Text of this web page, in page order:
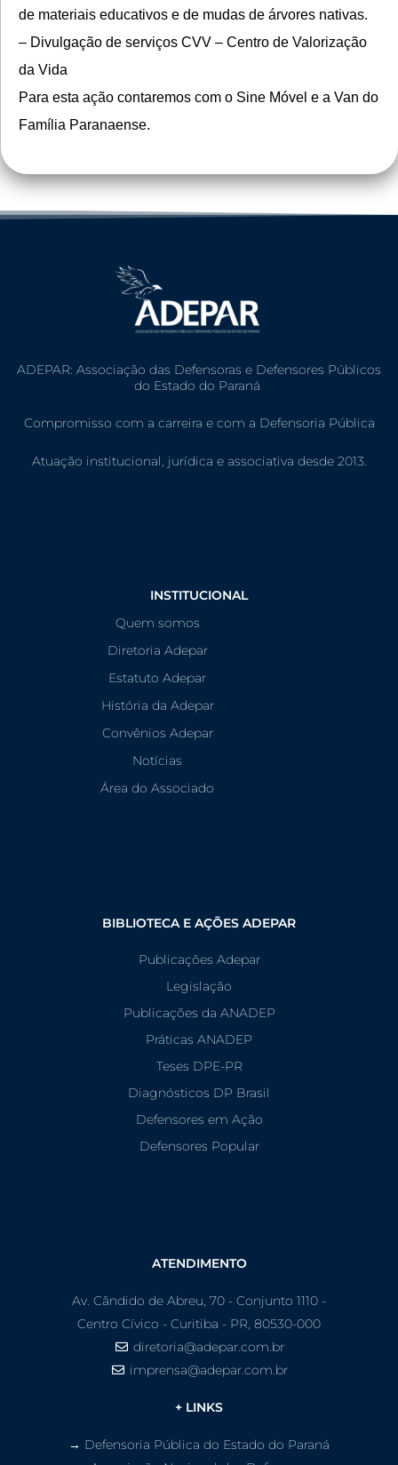
de materiais educativos e de mudas de árvores nativas.
– Divulgação de serviços CVV – Centro de Valorização
da Vida
Para esta ação contaremos com o Sine Móvel e a Van do
Família Paranaense.
ADEPAR: Associação das Defensoras e Defensores Públicos
do Estado do Paraná
Compromisso com a carreira e com a Defensoria Pública
Atuação institucional, jurídica e associativa desde 2013.
INSTITUCIONAL
Quem somos
Diretoria Adepar
Estatuto Adepar
História da Adepar
Convênios Adepar
Notícias
Área do Associado
BIBLIOTECA E AÇÕES ADEPAR
Publicações Adepar
Legislação
Publicações da ANADEP
Práticas ANADEP
Teses DPE-PR
Diagnósticos DP Brasil
Defensores em Ação
Defensores Popular
ATENDIMENTO
Av. Cândido de Abreu, 70 - Conjunto 1110 -
Centro Cívico - Curitiba - PR, 80530-000
diretoria@adepar.com.br
imprensa@adepar.com.br
+ LINKS
→ Defensoria Pública do Estado do Paraná